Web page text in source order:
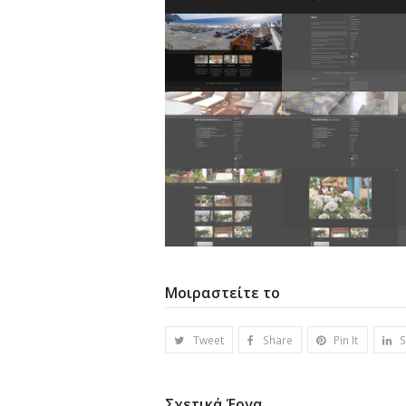
Μοιραστείτε το
Tweet Share Pin It